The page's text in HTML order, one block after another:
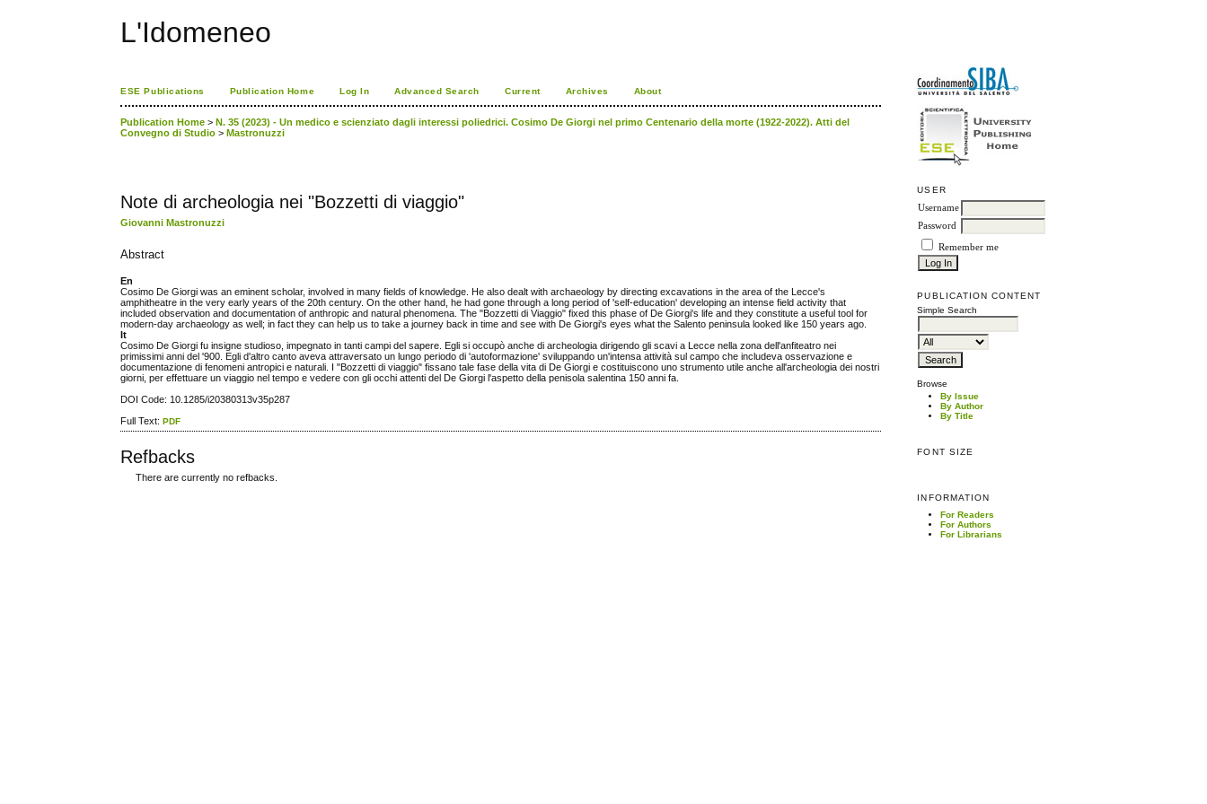
L'Idomeneo
USER
Username
Password
Remember me
PUBLICATION CONTENT
Simple Search
Browse
By Issue
By Author
By Title
FONT SIZE
INFORMATION
For Readers
For Authors
For Librarians
ESE Publications Publication Home Log In Advanced Search Current Archives About
Publication Home >N. 35 (2023) - Un medico e scienziato dagli interessi poliedrici. Cosimo De Giorgi nel primo Centenario della morte (1922-2022). Atti del
Convegno di Studio >Mastronuzzi
Note di archeologia nei "Bozzetti di viaggio"
Giovanni Mastronuzzi
Abstract
En
Cosimo De Giorgi was an eminent scholar, involved in many fields of knowledge. He also dealt with archaeology by directing excavations in the area of the Lecce's
amphitheatre in the very early years of the 20th century. On the other hand, he had gone through a long period of 'self-education' developing an intense field activity that
included observation and documentation of anthropic and natural phenomena. The "Bozzetti di Viaggio" fixed this phase of De Giorgi's life and they constitute a useful tool for
modern-day archaeology as well; in fact they can help us to take a journey back in time and see with De Giorgi's eyes what the Salento peninsula looked like 150 years ago.
It
Cosimo De Giorgi fu insigne studioso, impegnato in tanti campi del sapere. Egli si occupò anche di archeologia dirigendo gli scavi a Lecce nella zona dell'anfiteatro nei
primissimi anni del '900. Egli d'altro canto aveva attraversato un lungo periodo di 'autoformazione' sviluppando un'intensa attività sul campo che includeva osservazione e
documentazione di fenomeni antropici e naturali. I "Bozzetti di viaggio" fissano tale fase della vita di De Giorgi e costituiscono uno strumento utile anche all'archeologia dei nostri
giorni, per effettuare un viaggio nel tempo e vedere con gli occhi attenti del De Giorgi l'aspetto della penisola salentina 150 anni fa.
DOI Code: 10.1285/i20380313v35p287
Full Text:PDF
Refbacks
There are currently no refbacks.